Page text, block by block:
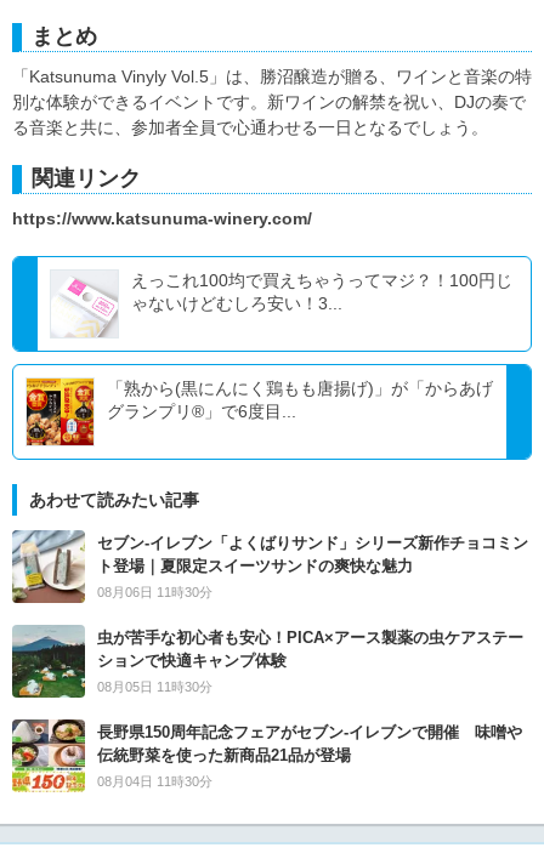
まとめ
「Katsunuma Vinyly Vol.5」は、勝沼醸造が贈る、ワインと音楽の特
別な体験ができるイベントです。新ワインの解禁を祝い、DJの奏で
る音楽と共に、参加者全員で心通わせる一日となるでしょう。
関連リンク
https://www.katsunuma-winery.com/
えっこれ100均で買えちゃうってマジ？！100円じ
ゃないけどむしろ安い！3...
「熟から(黒にんにく鶏もも唐揚げ)」が「からあげ
グランプリ®」で6度目...
あわせて読みたい記事
セブン‐イレブン「よくばりサンド」シリーズ新作チョコミン
ト登場｜夏限定スイーツサンドの爽快な魅力
08月06日 11時30分
虫が苦手な初心者も安心！PICA×アース製薬の虫ケアステー
ションで快適キャンプ体験
08月05日 11時30分
長野県150周年記念フェアがセブン-イレブンで開催 味噌や
伝統野菜を使った新商品21品が登場
08月04日 11時30分